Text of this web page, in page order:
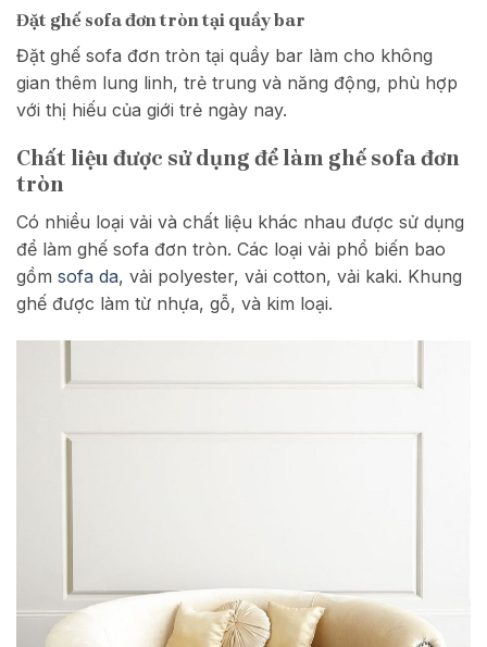
Đặt ghế sofa đơn tròn tại quầy bar
Đặt ghế sofa đơn tròn tại quầy bar làm cho không
gian thêm lung linh, trẻ trung và năng động, phù hợp
với thị hiếu của giới trẻ ngày nay.
Chất liệu được sử dụng để làm ghế sofa đơn
tròn
Có nhiều loại vải và chất liệu khác nhau được sử dụng
để làm ghế sofa đơn tròn. Các loại vải phổ biến bao
gồm sofa da, vải polyester, vải cotton, vải kaki. Khung
ghế được làm từ nhựa, gỗ, và kim loại.